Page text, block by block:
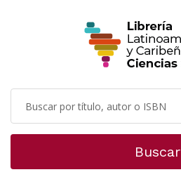
Buscar